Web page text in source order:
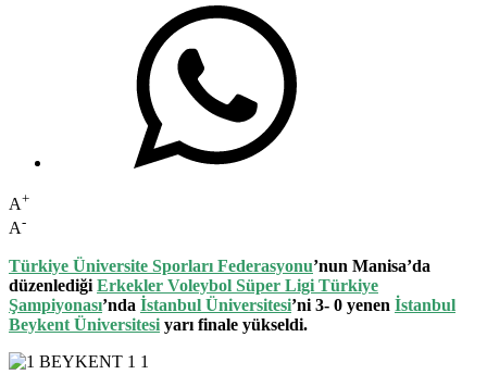
A+
A-
Türkiye Üniversite Sporları Federasyonu’nun Manisa’da
düzenlediği Erkekler Voleybol Süper Ligi Türkiye
Şampiyonası’nda İstanbul Üniversitesi’ni 3- 0 yenen İstanbul
Beykent Üniversitesi yarı finale yükseldi.